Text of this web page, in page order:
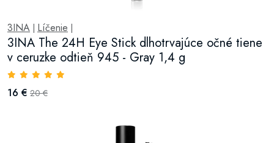
3INA Líčenie
3INA The 24H Eye Stick dlhotrvajúce očné tiene
v ceruzke odtieň 945 - Gray 1,4 g
16 € 20 €